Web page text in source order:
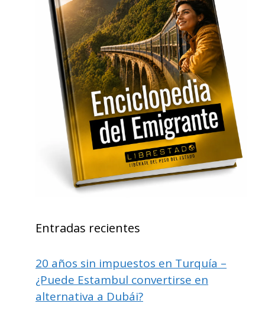
Entradas recientes
20 años sin impuestos en Turquía –
¿Puede Estambul convertirse en
alternativa a Dubái?